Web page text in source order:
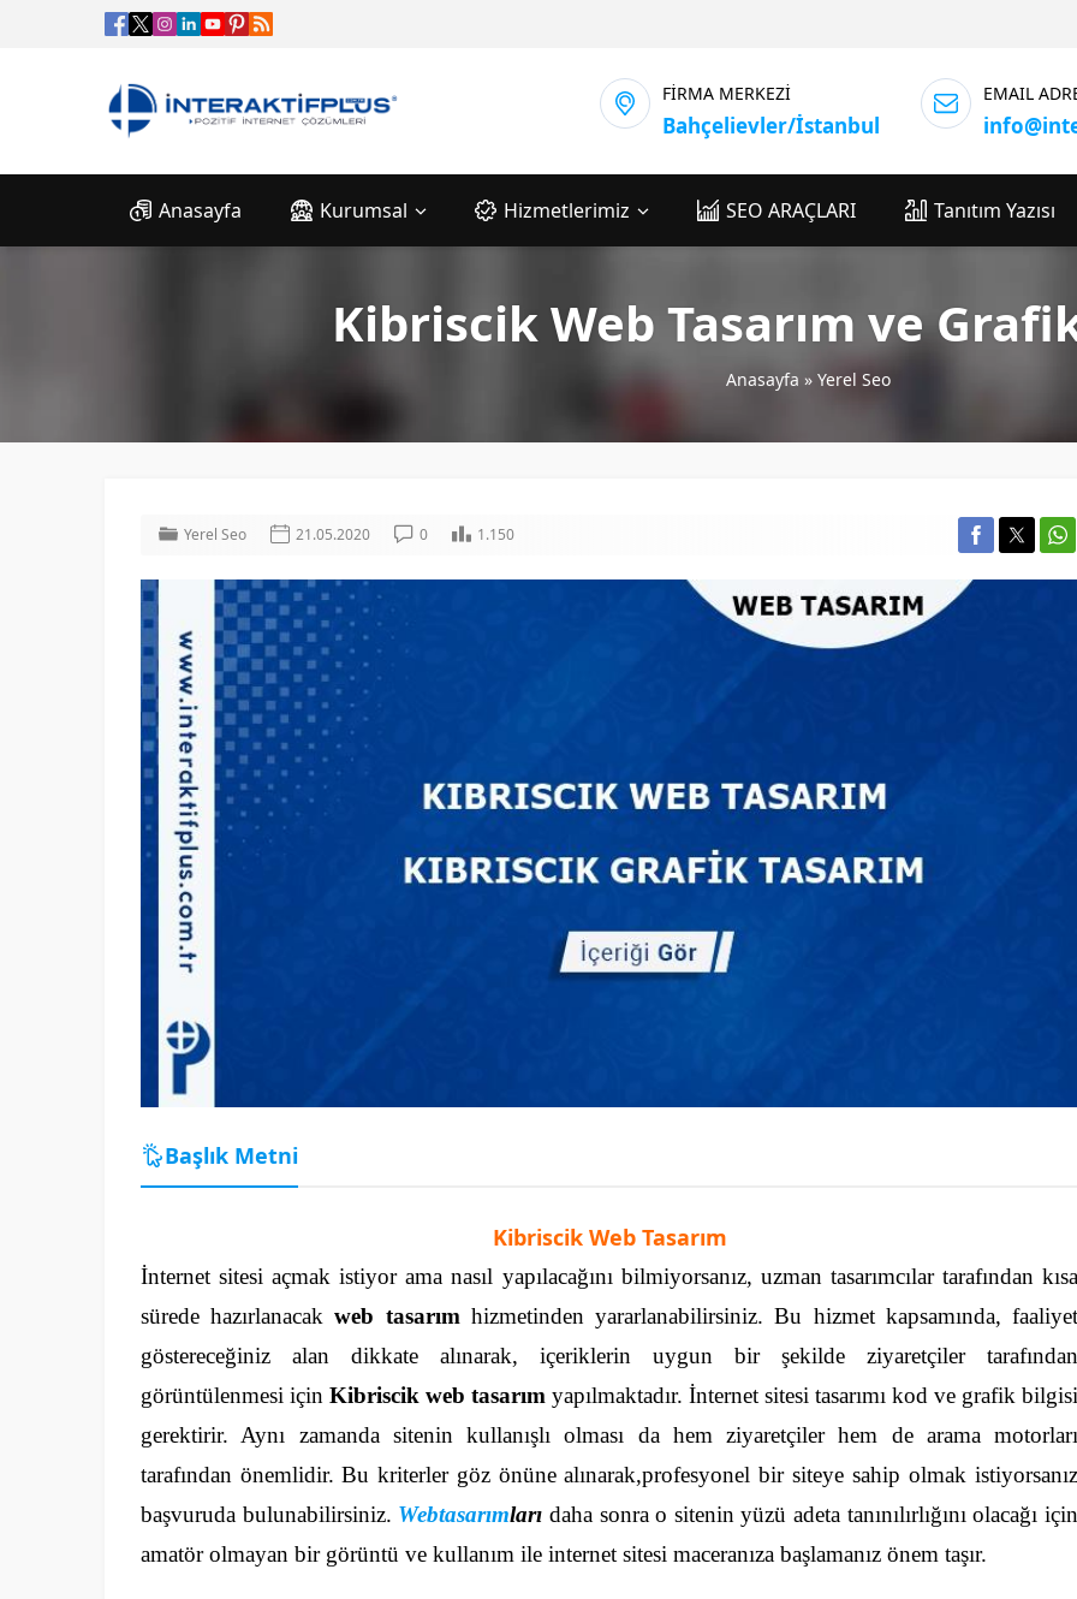
FİRMA MERKEZİ
Bahçelievler/İstanbul
EMAIL
Anasayfa Kurumsal Hizmetlerimiz SEO ARAÇLARI Tanıtım Yazısı
Kibriscik Web Tasarım ve
Anasayfa » Yerel Seo
Yerel Seo 21.05.2020 0 1.150
Başlık Metni
Kibriscik Web Tasarım
İnternet sitesi açmak istiyor ama nasıl yapılacağını bilmiyorsanız, uzman tasarımcılar tarafından kısa
sürede hazırlanacakweb tasarım hizmetinden yararlanabilirsiniz. Bu hizmet kapsamında, faaliyet
göstereceğiniz alan dikkate alınarak, içeriklerin uygun bir şekilde ziyaretçiler tarafından
görüntülenmesi için Kibriscik web tasarım yapılmaktadır. İnternet sitesi tasarımı kod ve grafik bilgisi
gerektirir. Aynı zamanda sitenin kullanışlı olması da hem ziyaretçiler hem de arama motorları
tarafından önemlidir. Bu kriterler göz önüne alınarak,profesyonel bir siteye sahip olmak istiyorsanız
başvuruda bulunabilirsiniz. Webtasarımları daha sonra o sitenin yüzü adeta tanınılırlığını olacağı için
amatör olmayan bir görüntü ve kullanım ile internet sitesi maceranıza başlamanız önem taşır.